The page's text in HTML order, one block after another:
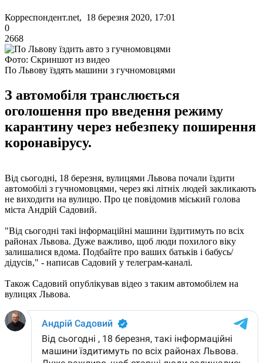
Корреспондент.net, 18 березня 2020, 17:01
0
2668
Фото: Скриншот из видео
По Львову їздять машини з гучномовцями
З автомобіля транслюється
оголошення про введення режиму
карантину через небезпеку поширення
коронавірусу.
Від сьогодні, 18 березня, вулицями Львова почали їздити
автомобілі з гучномовцями, через які літніх людей закликають
не виходити на вулицю. Про це повідомив міський голова
міста Андрій Садовий.
"Від сьогодні такі інформаційні машини їздитимуть по всіх
районах Львова. Дуже важливо, щоб люди похилого віку
залишалися вдома. Подбайте про ваших батьків і бабусь/
дідусів," - написав Садовий у телеграм-каналі.
Також Садовий опублікував відео з таким автомобілем на
вулицях Львова.